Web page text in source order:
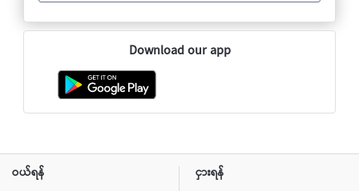
Download our app
ဝယ်ရန် ငှားရန်